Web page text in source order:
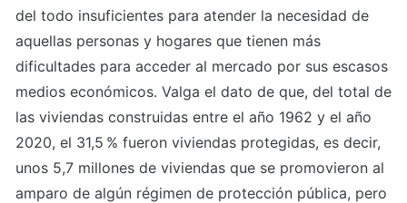
del todo insuficientes para atender la necesidad de
aquellas personas y hogares que tienen más
dificultades para acceder al mercado por sus escasos
medios económicos. Valga el dato de que, del total de
las viviendas construidas entre el año 1962 y el año
2020, el 31,5 % fueron viviendas protegidas, es decir,
unos 5,7 millones de viviendas que se promovieron al
amparo de algún régimen de protección pública, pero